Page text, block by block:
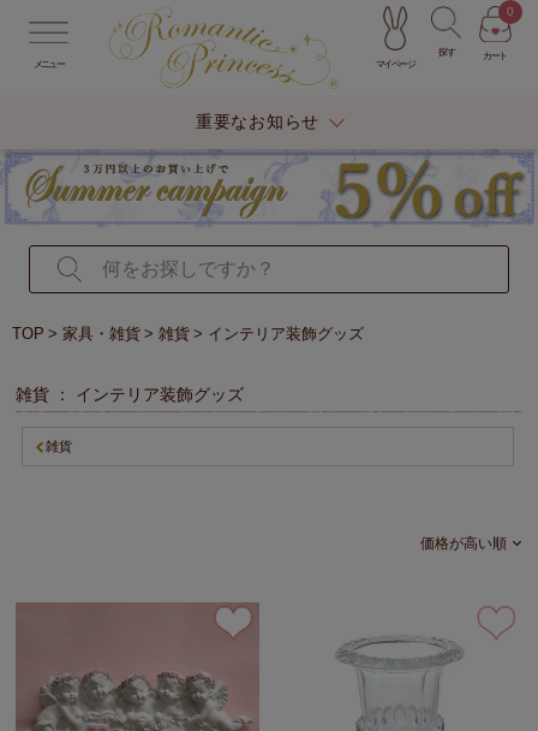
メニュー マイページ
探す カート
0
重要なお知らせ
TOP 家具・雑貨 雑貨 インテリア装飾グッズ
雑貨 ： インテリア装飾グッズ
雑貨
価格が高い順